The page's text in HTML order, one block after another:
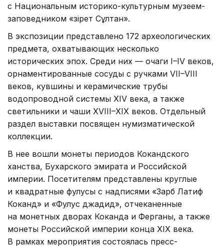
с Национальным историко-культурным музеем-
заповедником «Әзірет Сұлтан».
В экспозиции представлено 172 археологических
предмета, охватывающих несколько
исторических эпох. Среди них — очаги I–IV веков,
орнаментированные сосуды с ручками VII–VIII
веков, кувшины и керамические трубы
водопроводной системы XIV века, а также
светильники и чаши XVIII–XIX веков. Отдельный
раздел выставки посвящен нумизматической
коллекции.
В нее вошли монеты периодов Кокандского
ханства, Бухарского эмирата и Российской
империи. Посетителям представлены круглые
и квадратные фулусы с надписями «Зарб Латиф
Коканд» и «Фулус джадид», отчеканенные
на монетных дворах Коканда и Ферганы, а также
монеты Российской империи конца XIX века.
В рамках мероприятия состоялась пресс-